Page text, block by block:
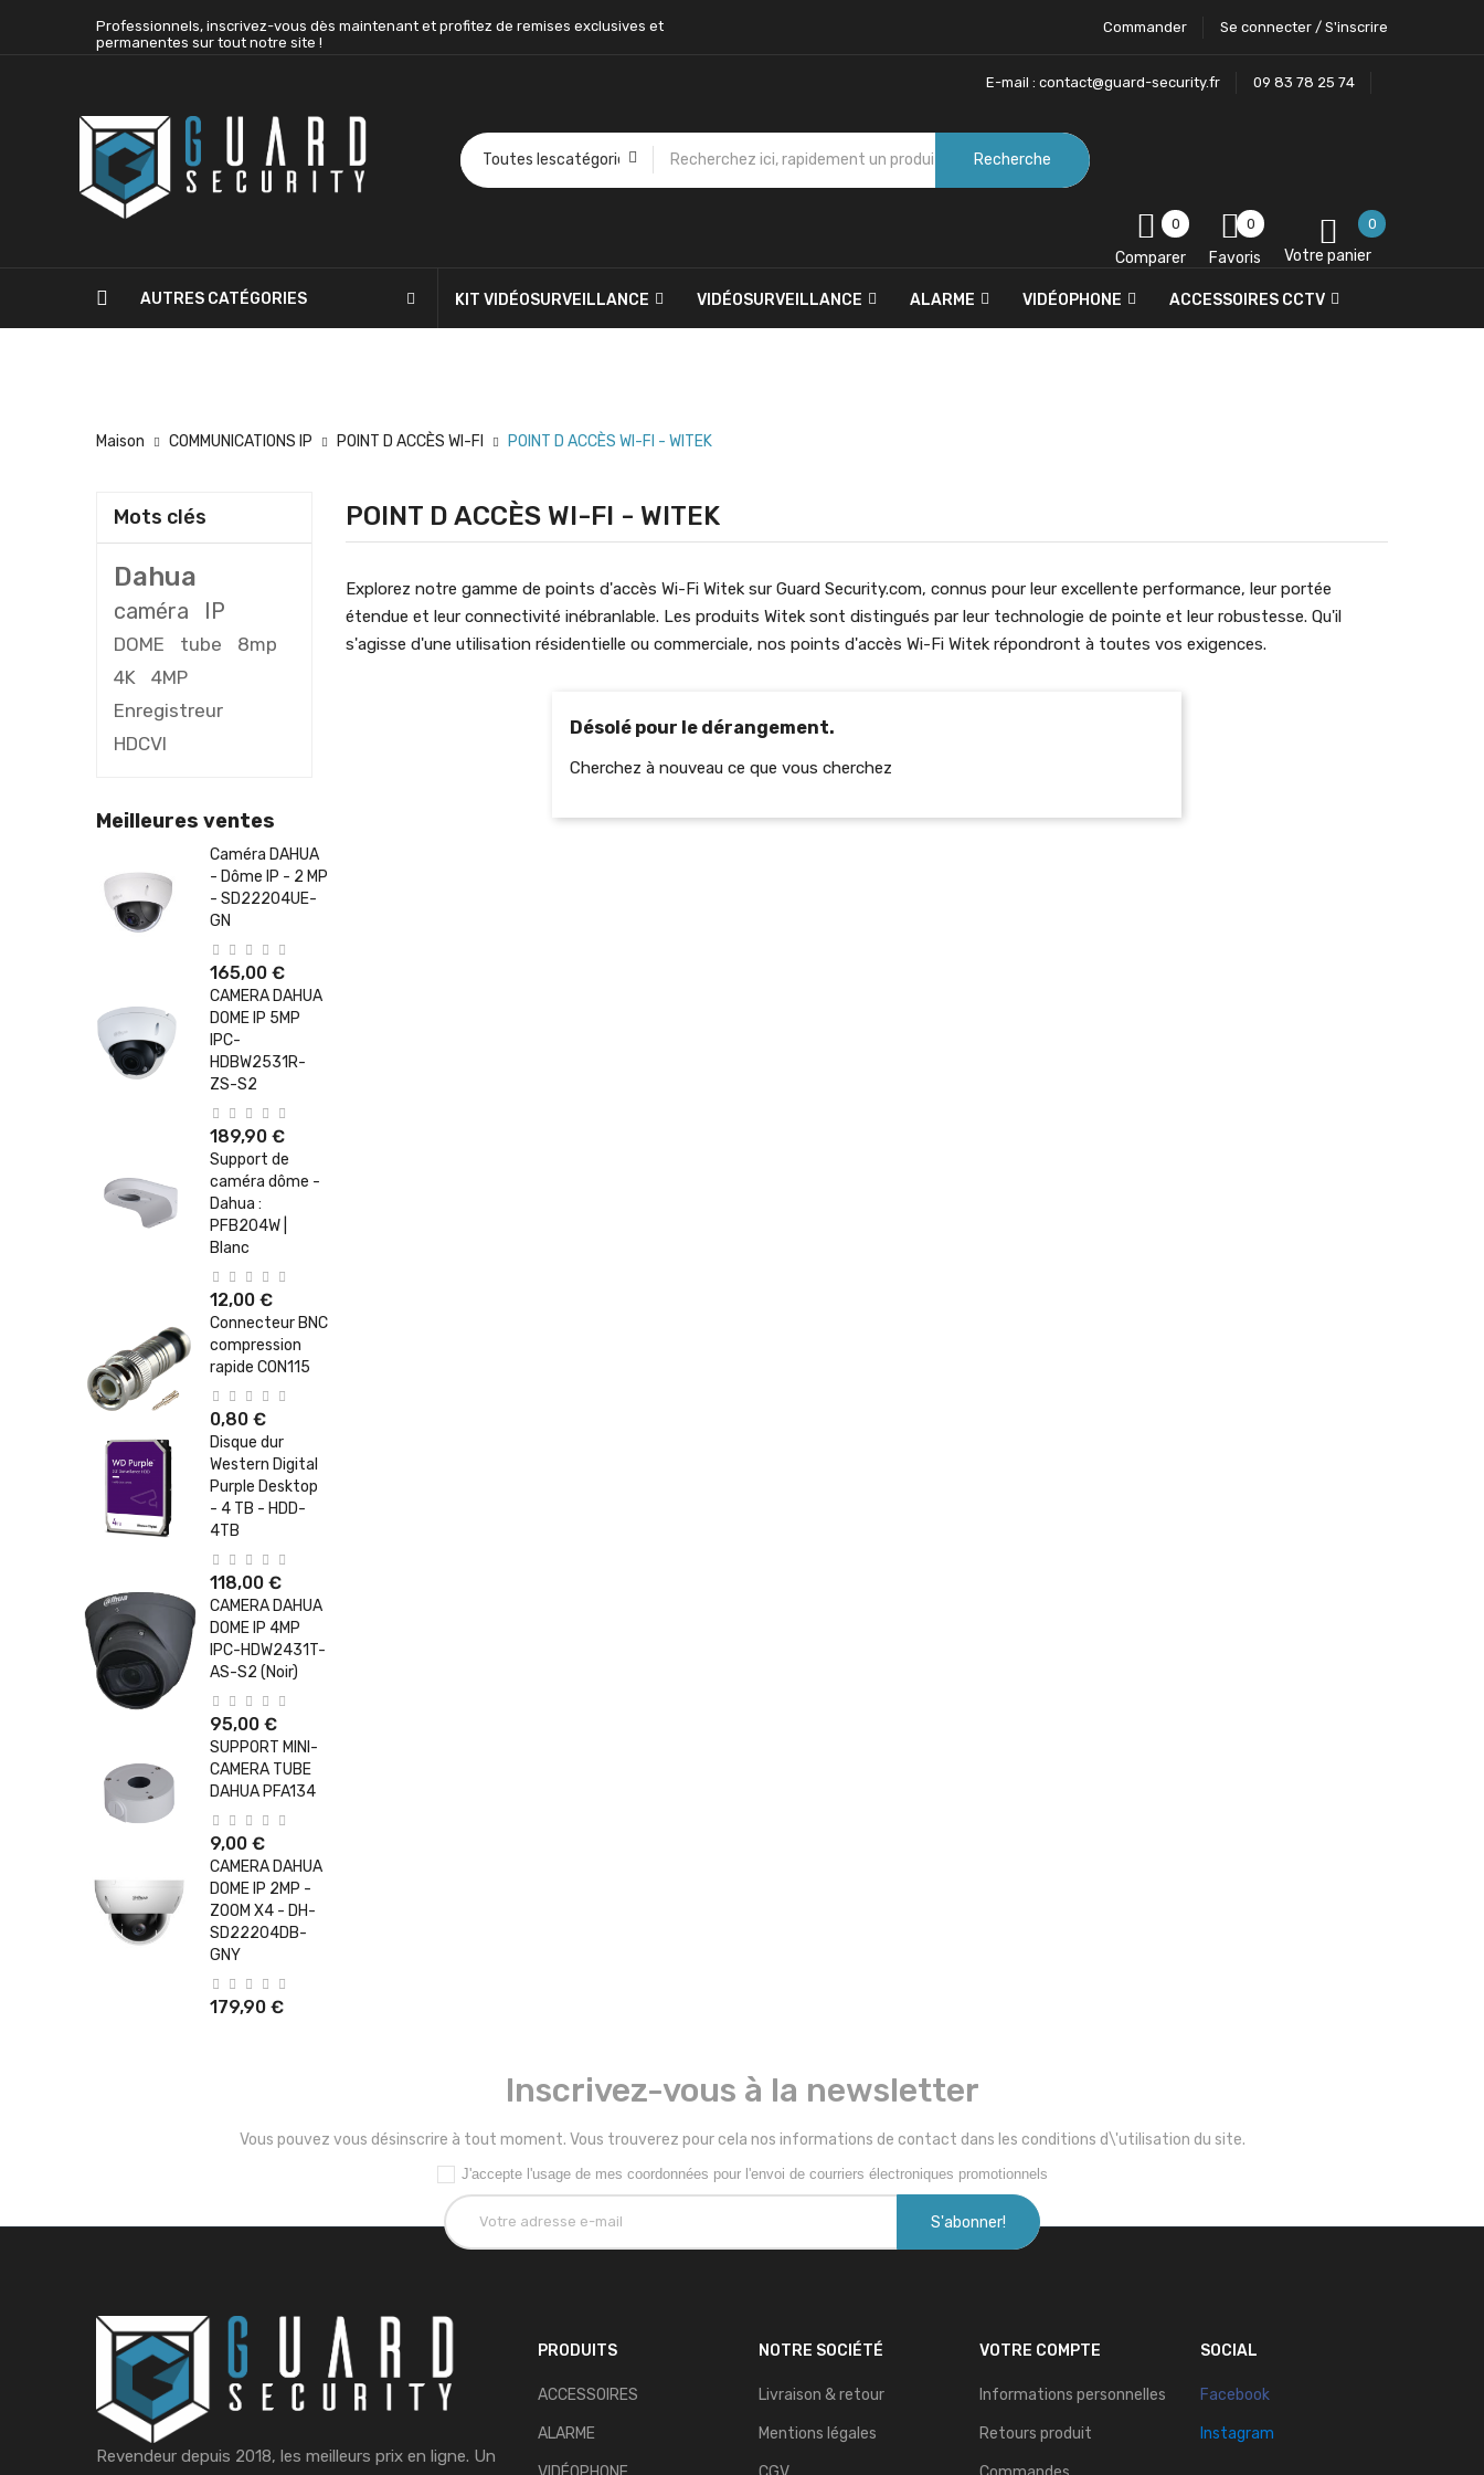
Professionnels, inscrivez-vous dès maintenant et profitez de remises exclusives et
permanentes sur tout notre site !
Se connecter / S'inscrire
Commander
09 83 78 25 74
E-mail : contact@guard-security.fr
Recherche
0
Votre panier
0
Favoris
0
Comparer
AUTRES CATÉGORIES KIT VIDÉOSURVEILLANCE VIDÉOSURVEILLANCE ALARME VIDÉOPHONE ACCESSOIRES CCTV
Maison COMMUNICATIONS IP POINT D ACCÈS WI-FI POINT D ACCÈS WI-FI - WITEK
Mots clés
Dahua
caméra IP
DOME tube
8mp
4K
4MP
Enregistreur
HDCVI
Meilleures ventes
Caméra DAHUA
- Dôme IP - 2 MP
- SD22204UE-
GN
165,00 €
CAMERA DAHUA
DOME IP 5MP
IPC-
HDBW2531R-
ZS-S2
189,90 €
Support de
caméra dôme -
Dahua :
PFB204W |
Blanc
12,00 €
Connecteur BNC
compression
rapide CON115
0,80 €
Disque dur
Western Digital
Purple Desktop
- 4 TB - HDD-
4TB
118,00 €
CAMERA DAHUA
DOME IP 4MP
IPC-HDW2431T-
AS-S2 (Noir)
95,00 €
SUPPORT MINI-
CAMERA TUBE
DAHUA PFA134
9,00 €
CAMERA DAHUA
DOME IP 2MP -
ZOOM X4 - DH-
SD22204DB-
GNY
179,90 €
POINT D ACCÈS WI-FI - WITEK
Explorez notre gamme de points d'accès Wi-Fi Witek sur Guard Security.com, connus pour leur excellente performance, leur portée
étendue et leur connectivité inébranlable. Les produits Witek sont distingués par leur technologie de pointe et leur robustesse. Qu'il
s'agisse d'une utilisation résidentielle ou commerciale, nos points d'accès Wi-Fi Witek répondront à toutes vos exigences.
Désolé pour le dérangement.
Cherchez à nouveau ce que vous cherchez
Inscrivez-vous à la newsletter
Vous pouvez vous désinscrire à tout moment. Vous trouverez pour cela nos informations de contact dans les conditions d\'utilisation du site.
J'accepte l'usage de mes coordonnées pour l'envoi de courriers électroniques promotionnels
Revendeur depuis 2018, les meilleurs prix en ligne. Un
PRODUITS
ACCESSOIRES
ALARME
NOTRE SOCIÉTÉ
Livraison & retour
Mentions légales
VOTRE COMPTE
Informations personnelles
Retours produit
SOCIAL
Facebook
Instagram